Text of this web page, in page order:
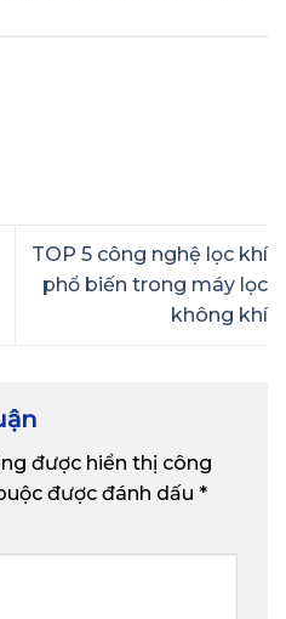
TOP 5 công nghệ lọc khí
phổ biến trong máy lọc
không khí
được hiển thị công
được đánh dấu *